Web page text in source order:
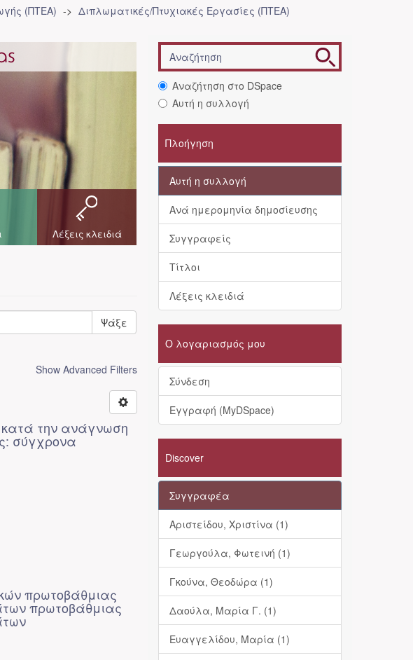
(ΠΤΕΑ)
Διπλωματικές/Πτυχιακές Εργασίες (ΠΤΕΑ)
Λέξεις κλειδιά
Ψάξε
Show Advanced Filters
την ανάγνωση
σύγχρονα
πρωτοβάθμιας
πρωτοβάθμιας
Αναζήτηση στο DSpace
Αυτή η συλλογή
Πλοήγηση
Αυτή η συλλογή
Ανά ημερομηνία δημοσίευσης
Συγγραφείς
Τίτλοι
Λέξεις κλειδιά
Ο λογαριασμός μου
Σύνδεση
Εγγραφή (MyDSpace)
Discover
Συγγραφέα
Αριστείδου, Χριστίνα (1)
Γεωργούλα, Φωτεινή (1)
Γκούνα, Θεοδώρα (1)
Δαούλα, Μαρία Γ. (1)
Ευαγγελίδου, Μαρία (1)